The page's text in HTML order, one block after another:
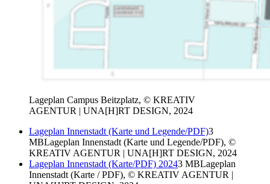
Lageplan Campus Beitzplatz, © KREATIV
AGENTUR | UNA[H]RT DESIGN, 2024
Lageplan Innenstadt (Karte und Legende/PDF)3
MBLageplan Innenstadt (Karte und Legende/PDF), ©
KREATIV AGENTUR | UNA[H]RT DESIGN, 2024
Lageplan Innenstadt (Karte/PDF) 20243 MBLageplan
Innenstadt (Karte / PDF), © KREATIV AGENTUR |